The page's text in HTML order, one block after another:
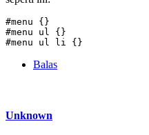
#menu {}
#menu ul {}
#menu ul li {}
Balas
Unknown